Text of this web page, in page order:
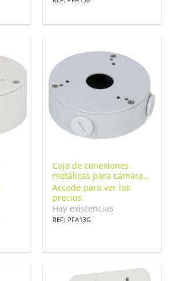
Caja de conexiones
metálicas para cámara
Dahua. PFA13G
Accede para ver los
precios
Hay existencias
REF: PFA13G